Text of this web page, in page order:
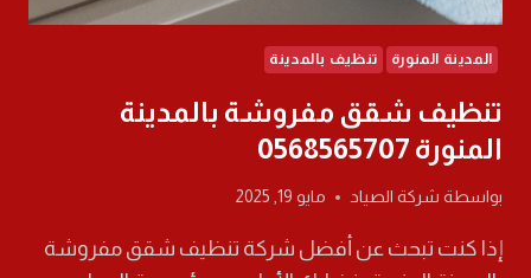
المدينة المنورة تنظيف بالمدينة
تنظيف شقق مفروشة بالمدينة
المنورة 0568565707
بواسطة شركة الصياد مايو 19, 2025
إذا كنت تبحث عن أفضل شركة تنظيف شقق مفروشة